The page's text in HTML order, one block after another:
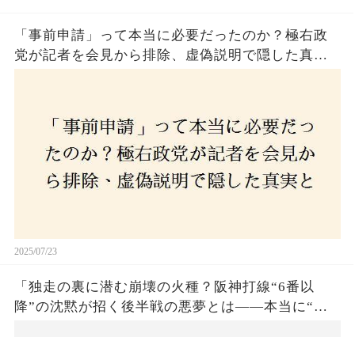
「事前申請」って本当に必要だったのか？極右政
党が記者を会見から排除、虚偽説明で隠した真実
2025/07/23
「独走の裏に潜む崩壊の火種？阪神打線“6番以
降”の沈黙が招く後半戦の悪夢とは——本当に“強